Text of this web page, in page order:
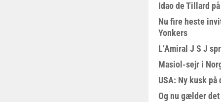
Idao de Tillard
Nu fire heste
Yonkers
L’Amiral J S J
Masiol-sejr i
USA: Ny kusk på
Og nu gælder